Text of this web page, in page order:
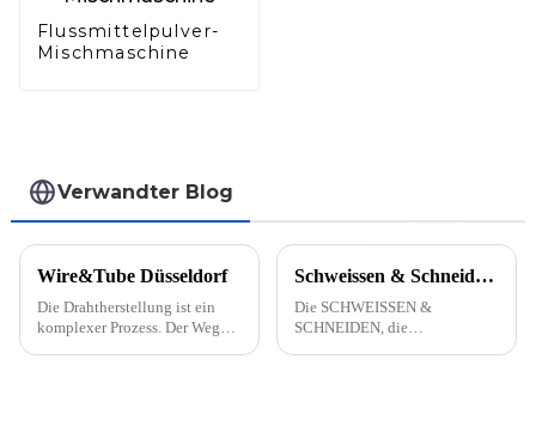
Flussmittelpulver-
Mischmaschine
Verwandter Blog
Wire&Tube Düsseldorf
Die Drahtherstellung ist ein
komplexer Prozess. Der Weg
Schweissen & Schneiden 2023 (Essen, Germany)
Die SCHWEISSEN &
SCHNEIDEN, die